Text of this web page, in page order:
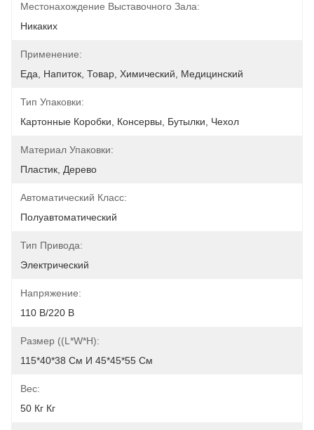
Местонахождение Выставочного Зала:
Никаких
Применение:
Еда, Напиток, Товар, Химический, Медицинский
Тип Упаковки:
Картонные Коробки, Консервы, Бутылки, Чехол
Материал Упаковки:
Пластик, Дерево
Автоматический Класс:
Полуавтоматический
Тип Привода:
Электрический
Напряжение:
110 В/220 В
Размер ((l*w*h):
115*40*38 См И 45*45*55 См
Вес:
50 Кг Кг